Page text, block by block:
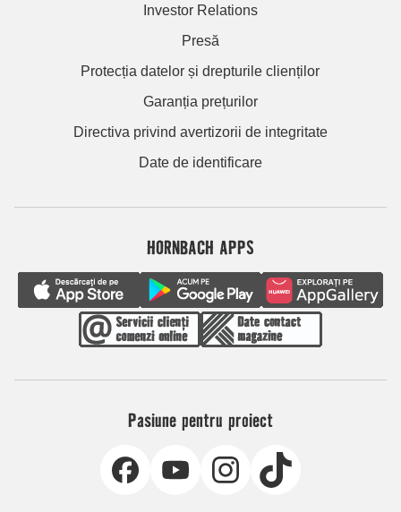
Investor Relations
Presă
Protecția datelor și drepturile clienților
Garanția prețurilor
Directiva privind avertizorii de integritate
Date de identificare
HORNBACH APPS
Pasiune pentru proiect